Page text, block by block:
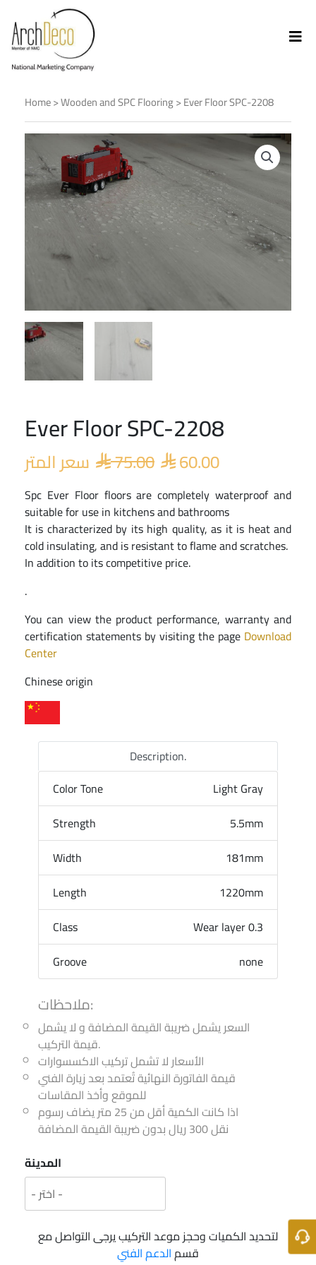
Home>Wooden and SPC Flooring> Ever Floor SPC-2208
Ever Floor SPC-2208
75.00
Original
price
was:
 75.00.
60.00
Current
price
is:
 60.00.
Spc Ever Floor floors are completely waterproof and
suitable for use in kitchens and bathrooms
It is characterized by its high quality, as it is heat and
cold insulating, and is resistant to flame and scratches.
In addition to its competitive price.
.
You can view the product performance, warranty and
certification statements by visiting the page Download
Center
Chinese origin
Description.
Color Tone
Light Gray
Strength
5.5mm
Width
181mm
Length
1220mm
Class
Wear layer 0.3
Groove
none
ملاحظات:
السعر يشمل ضريبة القيمة المضافة و لا يشمل
قيمة التركيب.
الأسعار لا تشمل تركيب الاكسسوارات
قيمة الفاتورة النهائية تُعتمد بعد زيارة الفني
للموقع وأخذ المقاسات
اذا كانت الكمية أقل من 25 متر يضاف رسوم
نقل 300 ريال بدون ضريبة القيمة المضافة
المدينة
لتحديد الكميات وحجز موعد التركيب يرجى التواصل مع
قسمالدعم الفني